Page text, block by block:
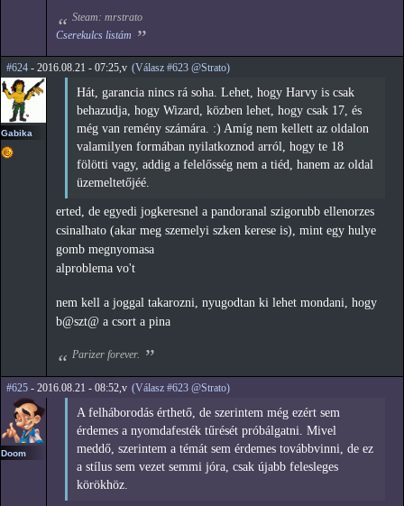
Steam: mrstrato
Cserekulcs listám
#624 - 2016.08.21 - 07:25,v (Válasz #623 @Strato)
Gabika
Hát, garancia nincs rá soha. Lehet, hogy Harvy is csak
behazudja, hogy Wizard, közben lehet, hogy csak 17, és
még van remény számára. :) Amíg nem kellett az oldalon
valamilyen formában nyilatkoznod arról, hogy te 18
fölötti vagy, addig a felelősség nem a tiéd, hanem az oldal
üzemeltetőjéé.
erted, de egyedi jogkeresnel a pandoranal szigorubb ellenorzes
csinalhato (akar meg szemelyi szken kerese is), mint egy hulye
gomb megnyomasa
alproblema vo't
nem kell a joggal takarozni, nyugodtan ki lehet mondani, hogy
b@szt@ a csort a pina
Parizer forever.
#625 - 2016.08.21 - 08:52,v (Válasz #623 @Strato)
Doom
A felháborodás érthető, de szerintem még ezért sem
érdemes a nyomdafesték tűrését próbálgatni. Mivel
meddő, szerintem a témát sem érdemes továbbvinni, de ez
a stílus sem vezet semmi jóra, csak újabb felesleges
körökhöz.